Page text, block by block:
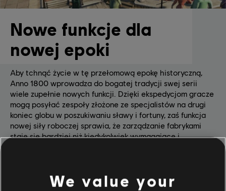
Nowe funkcje dla
nowej epoki
Aby tchnąć życie w tę przełomową epokę historyczną,
Anno 1800 wprowadza do bogatej tradycji swej serii
wiele zupełnie nowych funkcji. Dzięki ekspedycjom gracze
mogą posyłać zespoły złożone ze specjalistów na drugi
koniec globu w poszukiwaniu sławy i fortuny, zaś funkcja
nowej siły roboczej sprawia, że zarządzanie fabrykami
staje się bardziej niż kiedykolwiek wymagające i
Południową.We value your